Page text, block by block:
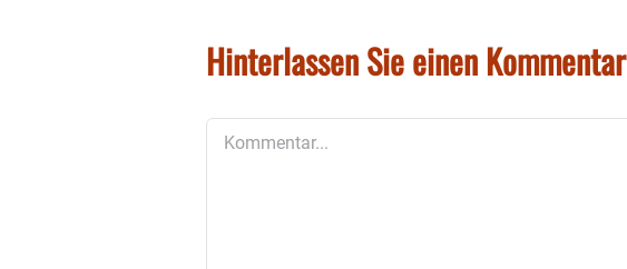
Hinterlassen Sie einen Kommentar